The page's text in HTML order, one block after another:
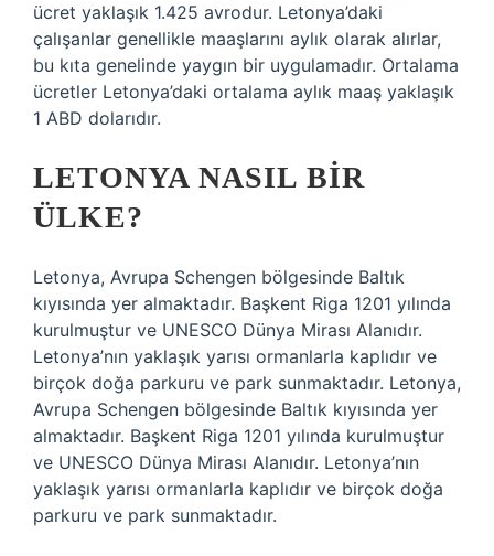
ücret yaklaşık 1.425 avrodur. Letonya’daki
çalışanlar genellikle maaşlarını aylık olarak alırlar,
bu kıta genelinde yaygın bir uygulamadır. Ortalama
ücretler Letonya’daki ortalama aylık maaş yaklaşık
1 ABD dolarıdır.
LETONYA NASIL BIR
ÜLKE?
Letonya, Avrupa Schengen bölgesinde Baltık
kıyısında yer almaktadır. Başkent Riga 1201 yılında
kurulmuştur ve UNESCO Dünya Mirası Alanıdır.
Letonya’nın yaklaşık yarısı ormanlarla kaplıdır ve
birçok doğa parkuru ve park sunmaktadır. Letonya,
Avrupa Schengen bölgesinde Baltık kıyısında yer
almaktadır. Başkent Riga 1201 yılında kurulmuştur
ve UNESCO Dünya Mirası Alanıdır. Letonya’nın
yaklaşık yarısı ormanlarla kaplıdır ve birçok doğa
parkuru ve park sunmaktadır.